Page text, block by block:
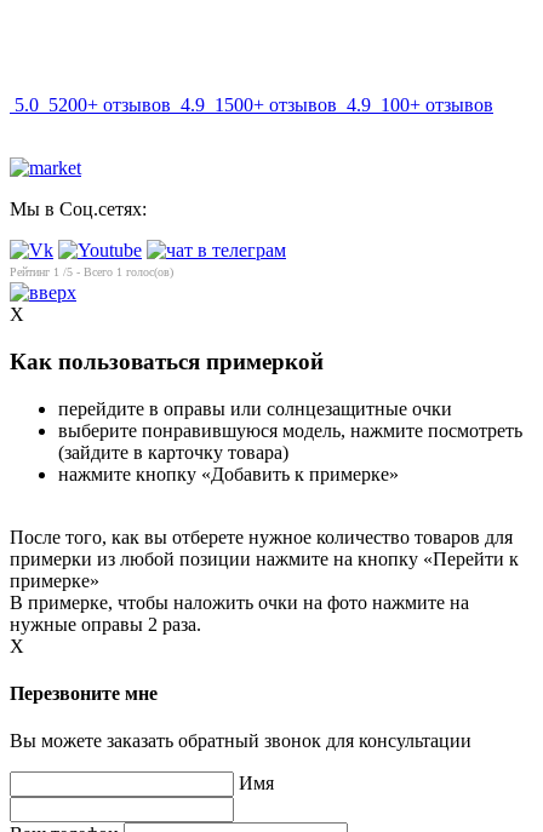
5.0 5200+ отзывов 4.9 1500+ отзывов 4.9 100+ отзывов
Мы в Соц.сетях:
Рейтинг 1 /5 - Всего 1 голос(ов)
X
Как пользоваться примеркой
перейдите в оправы или солнцезащитные очки
выберите понравившуюся модель, нажмите посмотреть
(зайдите в карточку товара)
нажмите кнопку «Добавить к примерке»
После того, как вы отберете нужное количество товаров для
примерки из любой позиции нажмите на кнопку «Перейти к
примерке»
В примерке, чтобы наложить очки на фото нажмите на
нужные оправы 2 раза.
X
Перезвоните мне
Вы можете заказать обратный звонок для консультации
Имя